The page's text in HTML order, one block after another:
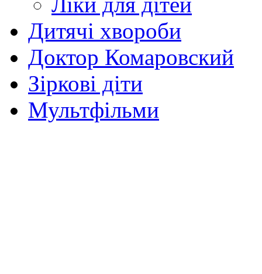
Дитячі хвороби
Доктор Комаровский
Зіркові діти
Мультфільми